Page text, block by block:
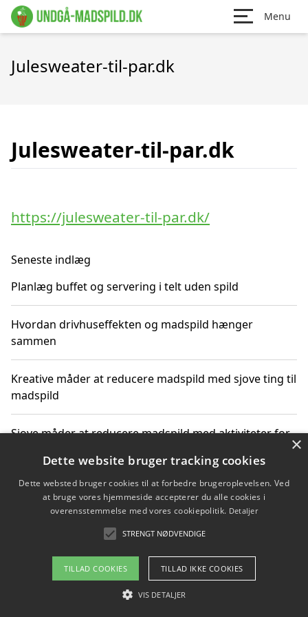
Menu
Julesweater-til-par.dk
Julesweater-til-par.dk
https://julesweater-til-par.dk/
Seneste indlæg
Planlæg buffet og servering i telt uden spild
Hvordan drivhuseffekten og madspild hænger
sammen
Kreative måder at reducere madspild med sjove ting til
madspild
Sjove måder at reducere madspild med aktiviteter for
Hvor finder jeg nemme måltidskasser i Vejle
Om / kontakt
Blog Betingelser
×
Dette website bruger tracking cookies
Dette websted bruger cookies til at forbedre brugeroplevelsen. Ved
at bruge vores hjemmeside accepterer du alle cookies i
overensstemmelse med vores cookiepolitik. Detaljer
STRENGT NØDVENDIGE
TILLAD COOKIES TILLAD IKKE COOKIES
VIS DETALJER